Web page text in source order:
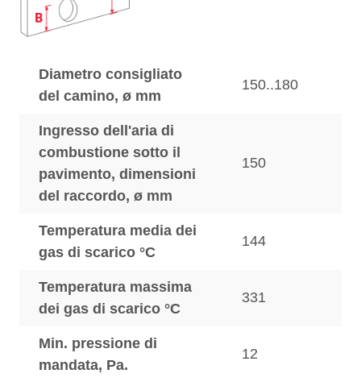
Diametro consigliato
del camino, ø mm
150..180
Ingresso dell'aria di
combustione sotto il
pavimento, dimensioni
del raccordo, ø mm
150
Temperatura media dei
gas di scarico °C
144
Temperatura massima
dei gas di scarico °C
331
Min. pressione di
mandata, Pa.
12